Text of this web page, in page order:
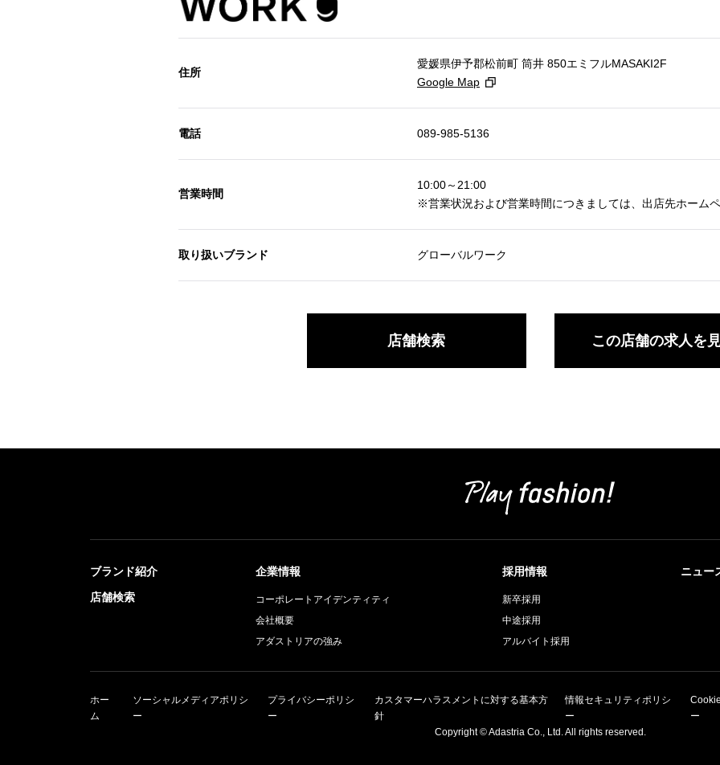
住所
愛媛県伊予郡松前町 筒井 850エミフルMASAKI2F
Google Map
電話 089-985-5136
営業時間
10:00～21:00
※営業状況および営業時間につきましては、出店先ホーム
取り扱いブランド グローバルワーク
店舗検索 この店舗の求人を
ブランド紹介
店舗検索
企業情報
コーポレートアイデンティティ
会社概要
アダストリアの強み
採用情報
新卒採用
中途採用
アルバイト採用
ニュー
ホー
ム
ソーシャルメディアポリシ
ー
プライバシーポリシ
ー
カスタマーハラスメントに対する基本方
針
情報セキュリティポリシ
ー
ー
Copyright © Adastria Co., Ltd. All rights reserved.